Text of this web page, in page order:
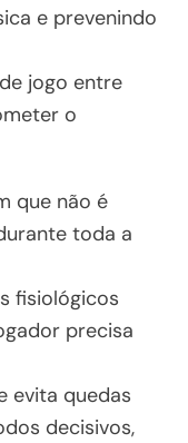
e prevenindo
jogo entre
o
que não é
toda a
fisiológicos
precisa
evita quedas
decisivos,